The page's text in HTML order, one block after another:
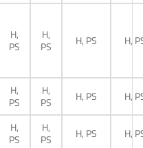
H,
PS
H,
PS
H, PS H,
H,
PS
H,
PS
H, PS H,
H,
PS
H,
PS
H, PS H,